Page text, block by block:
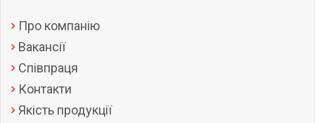
Про компанію
Вакансії
Співпраця
Контакти
Якість продукції